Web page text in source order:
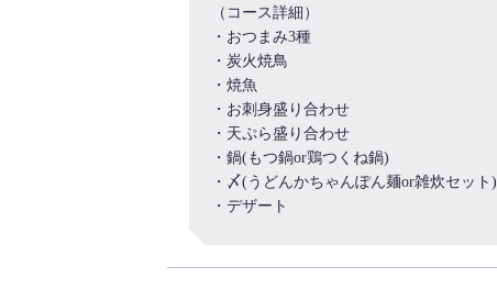
（コース詳細）
・おつまみ3種
・炭火焼鳥
・焼魚
・お刺身盛り合わせ
・天ぷら盛り合わせ
・鍋(もつ鍋or鶏つくね鍋)
・〆(うどんかちゃんぽん麺or雑炊セット)
・デザート